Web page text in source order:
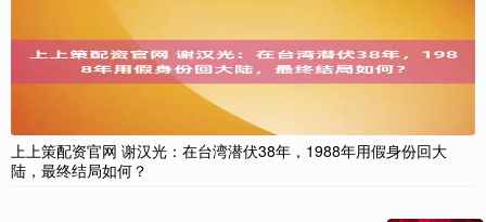
上上策配资官网 谢汉光：在台湾潜伏38年，1988年用假身份回大
陆，最终结局如何？